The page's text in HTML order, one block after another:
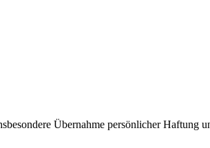
Übernahme persönlicher